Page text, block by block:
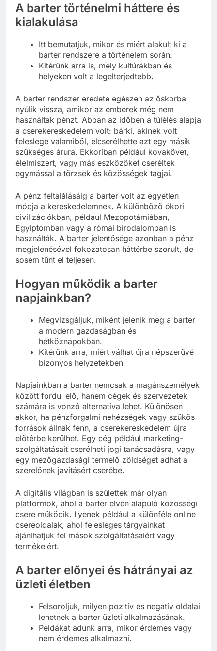
A barter történelmi háttere és
kialakulása
Itt bemutatjuk, mikor és miért alakult ki a
barter rendszere a történelem során.
Kitérünk arra is, mely kultúrákban és
helyeken volt a legelterjedtebb.
A barter rendszer eredete egészen az őskorba
nyúlik vissza, amikor az emberek még nem
használtak pénzt. Abban az időben a túlélés alapja
a cserekereskedelem volt: bárki, akinek volt
feleslege valamiből, elcserélhette azt egy másik
szükséges árura. Ekkoriban például kovakövet,
élelmiszert, vagy más eszközöket cseréltek
egymással a törzsek és közösségek tagjai.
A pénz feltalálásáig a barter volt az egyetlen
módja a kereskedelemnek. A különböző ókori
civilizációkban, például Mezopotámiában,
Egyiptomban vagy a római birodalomban is
használták. A barter jelentősége azonban a pénz
megjelenésével fokozatosan háttérbe szorult, de
sosem tűnt el teljesen.
Hogyan működik a barter
napjainkban?
Megvizsgáljuk, miként jelenik meg a barter
a modern gazdaságban és
hétköznapokban.
Kitérünk arra, miért válhat újra népszerűvé
bizonyos helyzetekben.
Napjainkban a barter nemcsak a magánszemélyek
között fordul elő, hanem cégek és szervezetek
számára is vonzó alternatíva lehet. Különösen
akkor, ha pénzforgalmi nehézségek vagy szűkös
források állnak fenn, a cserekereskedelem újra
előtérbe kerülhet. Egy cég például marketing-
szolgáltatásait cserélheti jogi tanácsadásra, vagy
egy mezőgazdasági termelő zöldséget adhat a
szerelőnek javításért cserébe.
A digitális világban is születtek már olyan
platformok, ahol a barter elvén alapuló közösségi
csere működik. Ilyenek például a különféle online
csereoldalak, ahol felesleges tárgyainkat
ajánlhatjuk fel mások szolgáltatásaiért vagy
termékeiért.
A barter előnyei és hátrányai az
üzleti életben
Felsoroljuk, milyen pozitív és negatív oldalai
lehetnek a barter üzleti alkalmazásának.
Példákat adunk arra, mikor érdemes vagy
nem érdemes alkalmazni.